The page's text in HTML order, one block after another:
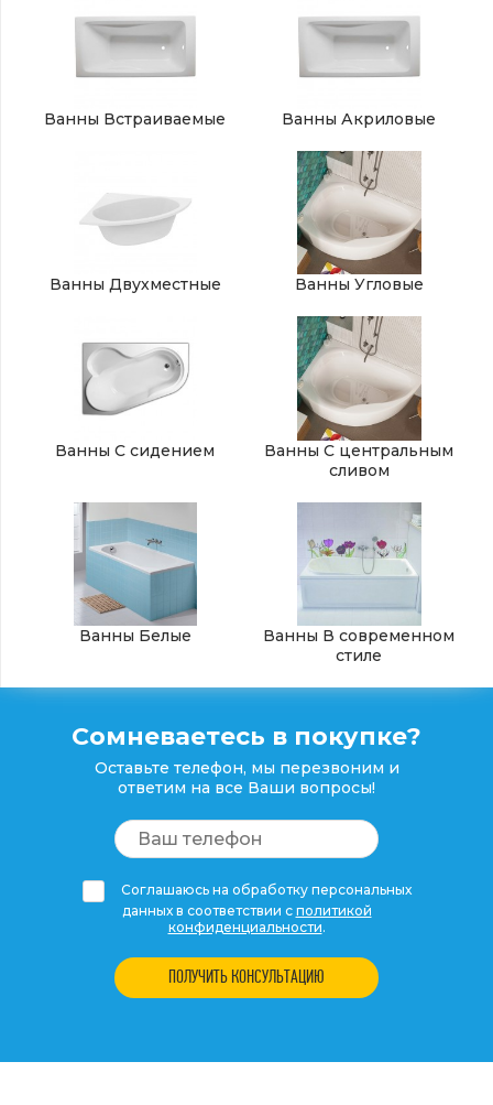
Ванны Встраиваемые Ванны Акриловые
Ванны Двухместные Ванны Угловые
Ванны С сидением
Ванны С центральным
сливом
Ванны Белые
Ванны В современном
стиле
Сомневаетесь в покупке?
Оставьте телефон, мы перезвоним и
ответим на все Ваши вопросы!
Соглашаюсь на обработку персональных
данных в соответствии с политикой
конфиденциальности.
ПОЛУЧИТЬ КОНСУЛЬТАЦИЮ